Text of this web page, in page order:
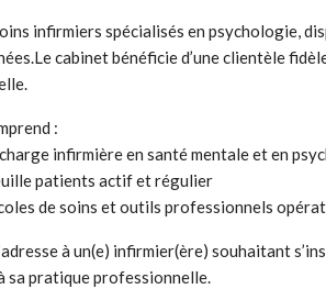
infirmiers spécialisés en psychologie,
cabinet bénéficie d’une clientèle
:
infirmière en santé mentale et en
patients actif et régulier
de soins et outils professionnels
à un(e) infirmier(ère) souhaitant
sa pratique professionnelle.